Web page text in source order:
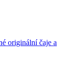
originální čaje a